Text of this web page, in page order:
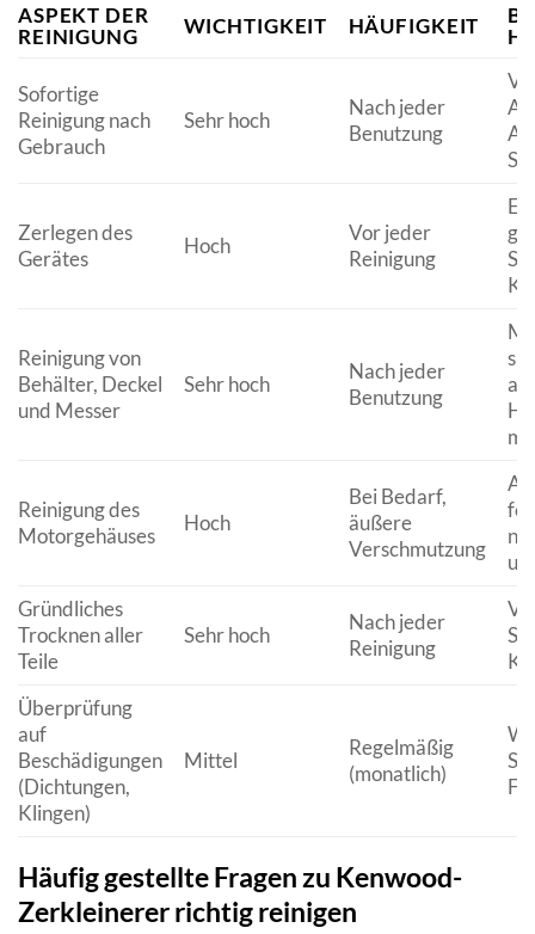
ASPEKT DER
REINIGUNG
WICHTIGKEIT HÄUFIGKEIT
Sofortige
Reinigung nach
Gebrauch
Sehr hoch
Nach jeder
Benutzung
Zerlegen des
Gerätes
Hoch
Vor jeder
Reinigung
Reinigung von
Behälter, Deckel
und Messer
Sehr hoch
Nach jeder
Benutzung
Reinigung des
Motorgehäuses
Hoch
Bei Bedarf,
äußere
Verschmutzung
Gründliches
Trocknen aller
Teile
Sehr hoch
Nach jeder
Reinigung
Überprüfung
auf
Beschädigungen
(Dichtungen,
Klingen)
Mittel
Regelmäßig
(monatlich)
Häufig gestellte Fragen zu Kenwood-
Zerkleinerer richtig reinigen